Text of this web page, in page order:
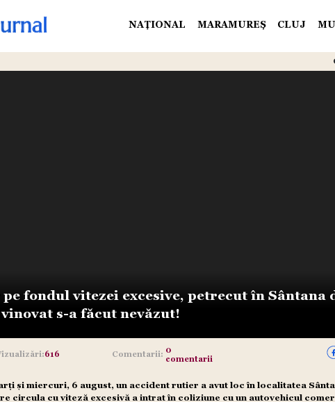
NAŢIONAL MARAMUREŞ CLUJ
fondul vitezei excesive, petrecut în Sântana
s-a făcut nevăzut!
616 Comentarii:
0
comentarii
și miercuri, 6 august, un accident rutier a avut loc în localitatea
circula cu viteză excesivă a intrat în coliziune cu un autovehicul